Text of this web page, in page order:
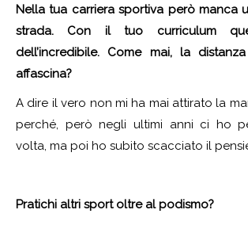
Nella tua carriera sportiva però manca
strada. Con il tuo curriculum
dell’incredibile. Come mai, la
affascina?
A dire il vero non mi ha mai attirato la
perché, però negli ultimi anni ci ho
volta, ma poi ho subito scacciato il
Pratichi altri sport oltre al podismo?